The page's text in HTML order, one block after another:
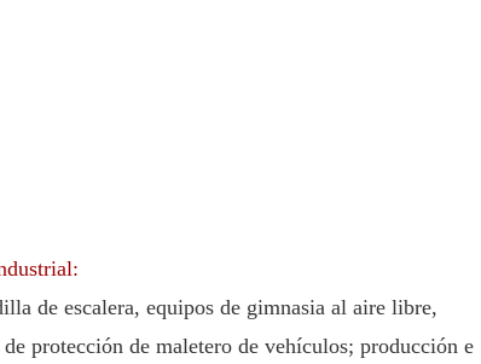
de escalera, equipos de gimnasia al aire libre,
protección de maletero de vehículos; producción e